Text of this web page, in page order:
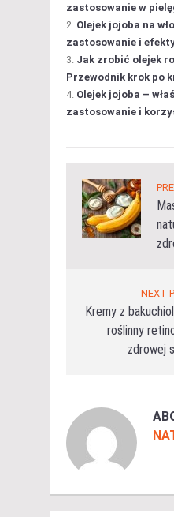
zastosowanie w
Olejek jojoba na
zastosowanie i
Jak zrobić olejek
Przewodnik krok po
Olejek jojoba –
zastosowanie i
NEXT
Kremy z
roślinny
zdrowej